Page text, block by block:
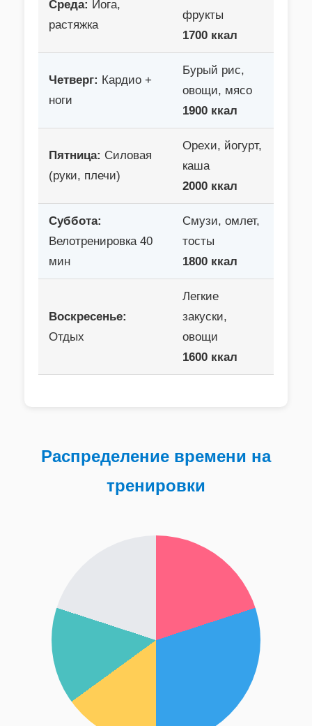
Среда: Йога,
растяжка
фрукты
1700 ккал
Четверг: Кардио +
ноги
Бурый рис,
овощи, мясо
1900 ккал
Пятница: Силовая
(руки, плечи)
Орехи, йогурт,
каша
2000 ккал
Суббота:
Велотренировка 40
мин
Смузи, омлет,
тосты
1800 ккал
Воскресенье:
Отдых
Легкие
закуски,
овощи
1600 ккал
Распределение времени на
тренировки